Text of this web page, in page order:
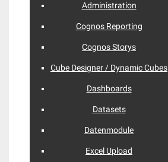
Administration
Cognos Reporting
Cognos Storys
Cube Designer / Dynamic Cubes
Dashboards
Datasets
Datenmodule
Excel Upload